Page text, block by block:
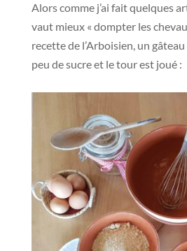
Alors comme j’ai fait quelques
vaut mieux « dompter les
recette de l’Arboisien, un
peu de sucre et le tour est joué :